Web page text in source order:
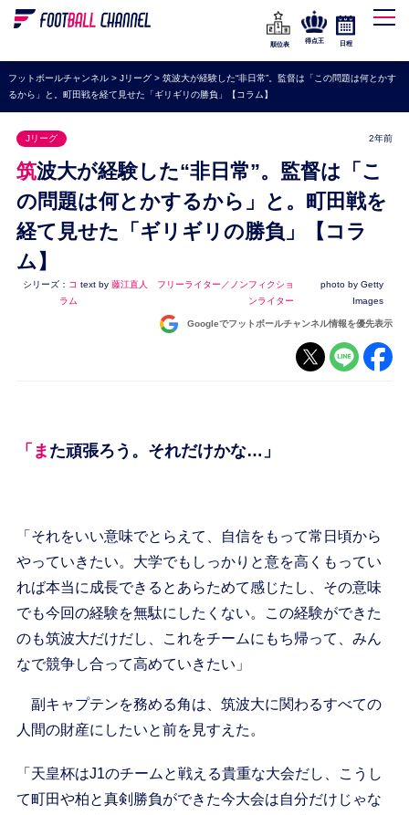
WEリーグ
海外サッカー
プレミアリーグ
セリエA
ブンデスリーガ
UEFA
高校サッカー
順位表
得点王 日程
フットボールチャンネル> Jリーグ> 筑波大が経験した“非日常”。監督は「この問題は何とかす
るから」と。町田戦を経て見せた「ギリギリの勝負」【コラム】
Jリーグ 2年前
筑波大が経験した“非日常”。監督は「こ
の問題は何とかするから」と。町田戦を
経て見せた「ギリギリの勝負」【コラ
ム】
シリーズ： コ
ラム
text by 藤江直人 フリーライター／ノンフィクショ
ンライター
photo by Getty
Images
Googleでフットボールチャンネル情報を優先表示
「また頑張ろう。それだけかな…」
「それをいい意味でとらえて、自信をもって常日頃から
やっていきたい。大学でもしっかりと意を高くもってい
れば本当に成長できるとあらためて感じたし、その意味
でも今回の経験を無駄にしたくない。この経験ができた
のも筑波大だけだし、これをチームにもち帰って、みん
なで競争し合って高めていきたい」
副キャプテンを務める角は、筑波大に関わるすべての
人間の財産にしたいと前を見すえた。
「天皇杯はJ1のチームと戦える貴重な大会だし、こうし
て町田や柏と真剣勝負ができた今大会は自分だけじゃな